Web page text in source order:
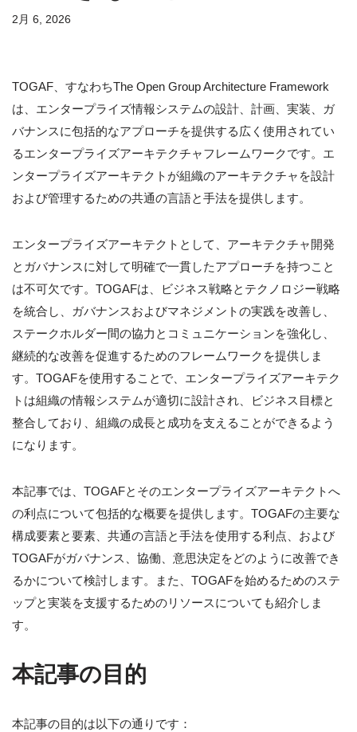
2月 6, 2026
TOGAF、すなわちThe Open Group Architecture Framework
は、エンタープライズ情報システムの設計、計画、実装、ガ
バナンスに包括的なアプローチを提供する広く使用されてい
るエンタープライズアーキテクチャフレームワークです。エ
ンタープライズアーキテクトが組織のアーキテクチャを設計
および管理するための共通の言語と手法を提供します。
エンタープライズアーキテクトとして、アーキテクチャ開発
とガバナンスに対して明確で一貫したアプローチを持つこと
は不可欠です。TOGAFは、ビジネス戦略とテクノロジー戦略
を統合し、ガバナンスおよびマネジメントの実践を改善し、
ステークホルダー間の協力とコミュニケーションを強化し、
継続的な改善を促進するためのフレームワークを提供しま
す。TOGAFを使用することで、エンタープライズアーキテク
トは組織の情報システムが適切に設計され、ビジネス目標と
整合しており、組織の成長と成功を支えることができるよう
になります。
本記事では、TOGAFとそのエンタープライズアーキテクトへ
の利点について包括的な概要を提供します。TOGAFの主要な
構成要素と要素、共通の言語と手法を使用する利点、および
TOGAFがガバナンス、協働、意思決定をどのように改善でき
るかについて検討します。また、TOGAFを始めるためのステ
ップと実装を支援するためのリソースについても紹介しま
す。
本記事の目的
本記事の目的は以下の通りです：